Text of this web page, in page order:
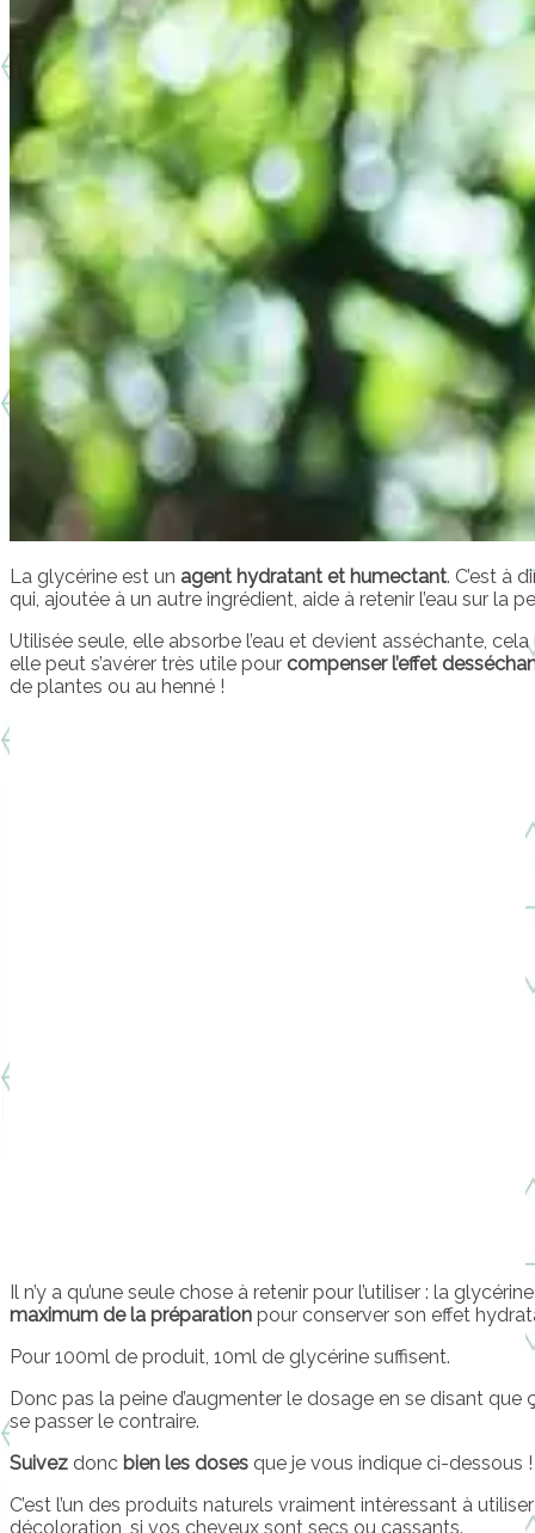
La glycérine est un agent hydratant et humectant. C’est à
qui, ajoutée à un autre ingrédient, aide à retenir l’eau sur la
Utilisée seule, elle absorbe l’eau et devient asséchante, cela
elle peut s’avérer très utile pour compenser l’effet
de plantes ou au henné !
Il n’y a qu’une seule chose à retenir pour l’utiliser : la
maximum de la préparation pour conserver son effet
Pour 100ml de produit, 10ml de glycérine suffisent.
Donc pas la peine d’augmenter le dosage en se disant que
se passer le contraire.
Suivez donc bien les doses que je vous indique ci-dessous !
C’est l’un des produits naturels vraiment intéressant à
décoloration, si vos cheveux sont secs ou cassants.